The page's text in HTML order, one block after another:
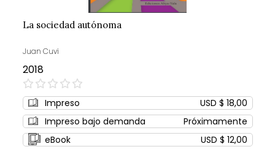
La sociedad autónoma
Juan Cuvi
2018
0%
Impreso
USD $ 18,00
Impreso bajo demanda
Próximamente
eBook
USD $ 12,00